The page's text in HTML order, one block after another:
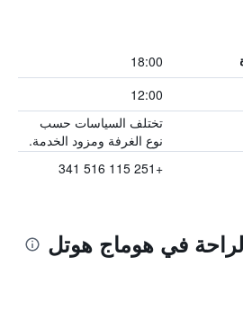
18:00
12:00
تختلف السياسات حسب
نوع الغرفة ومزود الخدمة.
+251 115 516 341
في هوماج هوتل